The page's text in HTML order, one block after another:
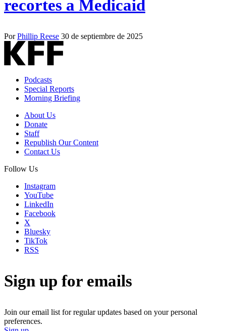
recortes a Medicaid
PorPhillip Reese 30 de septiembre de 2025
Podcasts
Special Reports
Morning Briefing
About Us
Donate
Staff
Republish Our Content
Contact Us
Follow Us
Instagram
YouTube
LinkedIn
Facebook
X
Bluesky
TikTok
RSS
Sign up for emails
Join our email list for regular updates based on your personal
preferences.